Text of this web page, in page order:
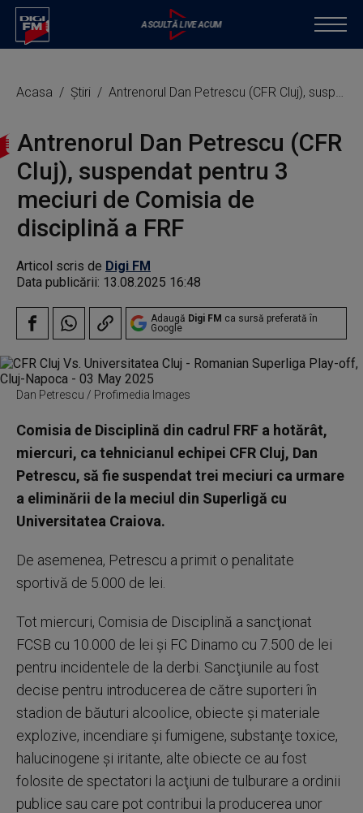
Acasa Știri Antrenorul Dan Petrescu (CFR Cluj), suspendat pentru 3 meciuri de Comisia de disciplină a FRF
Antrenorul Dan Petrescu (CFR
Cluj), suspendat pentru 3
meciuri de Comisia de
disciplină a FRF
Articol scris de Digi FM
Data publicării: 13.08.2025 16:48
Adaugă Digi FM ca sursă preferată în
Google
Dan Petrescu / Profimedia Images
Comisia de Disciplină din cadrul FRF a hotărât,
miercuri, ca tehnicianul echipei CFR Cluj, Dan
Petrescu, să fie suspendat trei meciuri ca urmare
a eliminării de la meciul din Superligă cu
Universitatea Craiova.
De asemenea, Petrescu a primit o penalitate
sportivă de 5.000 de lei.
Tot miercuri, Comisia de Disciplină a sancţionat
FCSB cu 10.000 de lei şi FC Dinamo cu 7.500 de lei
pentru incidentele de la derbi. Sancţiunile au fost
decise pentru introducerea de către suporteri în
stadion de băuturi alcoolice, obiecte şi materiale
explozive, incendiare şi fumigene, substanţe toxice,
halucinogene şi iritante, alte obiecte ce au fost
folosite de spectatori la acţiuni de tulburare a ordinii
publice sau care pot contribui la producerea unor